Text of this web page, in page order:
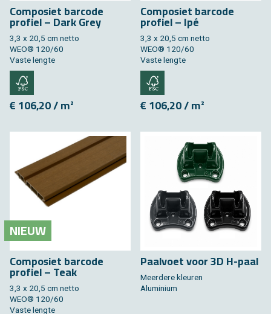
Composiet barcode
profiel – Dark Grey
3,3 x 20,5 cm netto
WEO® 120/60
Vaste lengte
€ 106,20 / m²
Composiet barcode
profiel – Ipé
3,3 x 20,5 cm netto
WEO® 120/60
Vaste lengte
€ 106,20 / m²
NIEUW
Composiet barcode
profiel – Teak
3,3 x 20,5 cm netto
WEO® 120/60
Vaste lengte
Paalvoet voor 3D H-paal
Meerdere kleuren
Aluminium